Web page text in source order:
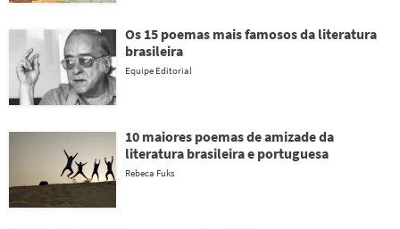
Os 15 poemas mais famosos da literatura
brasileira
Equipe Editorial
10 maiores poemas de amizade da
literatura brasileira e portuguesa
Rebeca Fuks